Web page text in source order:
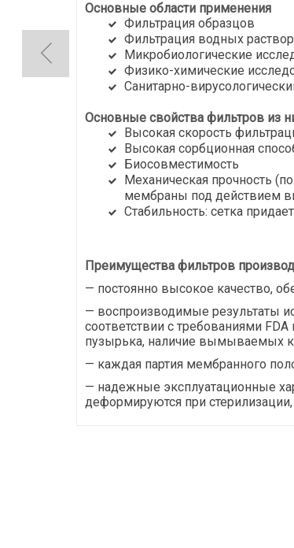
Основные области применения
Фильтрация образцов
Фильтрация водных
Микробиологические
Физико-химические
Санитарно-
Основные свойства фильтров из
Высокая скорость
Высокая сорбционная
Биосовместимость
Механическая прочность
мембраны под действием
Стабильность: сетка
Преимущества фильтров
— постоянно высокое качество,
— воспроизводимые результаты
соответствии с требованиями
пузырька, наличие вымываемых
— каждая партия мембранного
— надежные эксплуатационные
деформируются при